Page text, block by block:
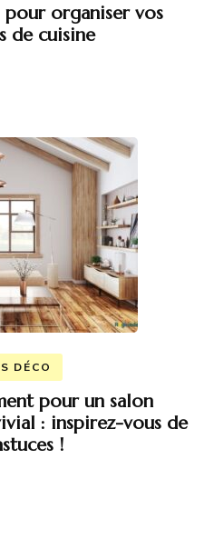
pour organiser vos
de cuisine
DÉCO
pour un salon
: inspirez-vous de
!